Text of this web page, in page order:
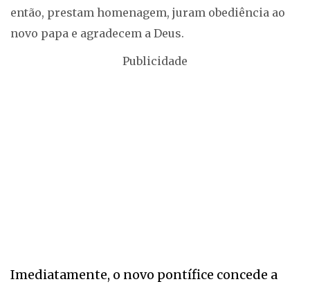
então, prestam homenagem, juram obediência ao
novo papa e agradecem a Deus.
Publicidade
Imediatamente, o novo pontífice concede a